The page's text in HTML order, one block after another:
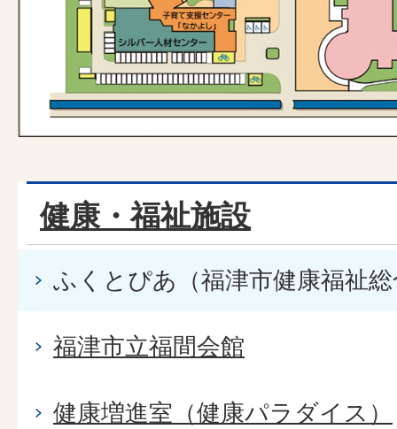
健康・福祉施設
ふくとぴあ（福津市健康福祉
福津市立福間会館
健康増進室（健康パラダイス）